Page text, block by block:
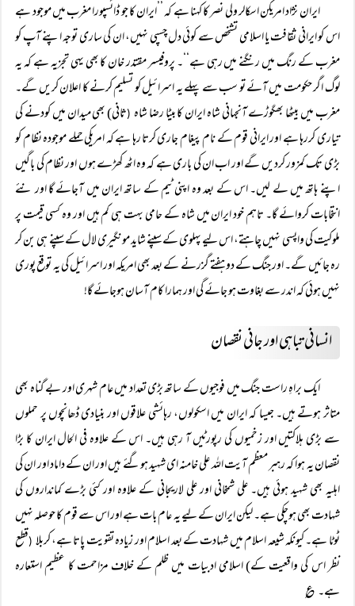
ایران نژاد امریکن اسکالر ولی نصر کا کہنا ہے کہ ’’ایران کا جو ڈائسپورا مغرب میں موجود ہے
اس کو ایرانی ثقافت یا اسلامی تشخص سے کوئی دل چسپی نہیں، ان کی ساری توجہ اپنے آپ کو
مغرب کے رنگ میں رنگنے میں رہی ہے‘‘۔ پروفیسر مقتدر خان کا بھی یہی تجزیہ ہے کہ یہ
لوگ اگر حکومت میں آئے تو سب سے پہلے یہ اسرائیل کو تسلیم کرنے کا اعلان کریں گے۔
مغرب میں بیٹھا بھگوڑے آنجہانی شاہ ایران کا بیٹا رضا شاہ (ثانی) بھی میدان میں کودنے کی
تیاری کررہا ہے اور ایرانی قوم کے نام پیغام جاری کرتا رہا ہے کہ امریکی حملے موجودہ نظام کو
بڑی تک کمزور کردیں گے اور اب ان کی باری ہے کہ وہ اٹھ کھڑے ہوں اور نظام کی باگیں
اپنے ہاتھ میں لے لیں۔ اس کے بعد وہ اپنی ٹیم کے ساتھ ایران میں آجائے گا اور نئے
انتخابات کروائے گا۔ تاہم خود ایران میں شاہ کے حامی بہت ہی کم ہیں اور وہ کسی قیمت پر
ملوکیت کی واپسی نہیں چاہتے، اس لیے پہلوی کے سپنے شاید مونگیری لال کے سپنے ہی بن کر
رہ جائیں گے۔ اور جنگ کے دو ہفتے گزرنے کے بعد بھی امریکہ اور اسرائیل کی یہ توقع پوری
نہیں ہوئی کہ اندر سے بغاوت ہو جائے گی اور ہمارا کام آسان ہوجائے گا!
انسانی تباہی اور جانی نقصان
ایک براہِ راست جنگ میں فوجیوں کے ساتھ بڑی تعداد میں عام شہری اور بے گناہ بھی
متاثر ہوتے ہیں۔ جیسا کہ ایران میں اسکولوں، رہائشی علاقوں اور بنیادی ڈھانچوں پر حملوں
سے بڑی ہلاکتیں اور زخمیوں کی رپورٹیں آ رہی ہیں۔ اس کے علاوہ فی الحال ایران کا بڑا
نقصان یہ ہوا کہ رہبر معظم آیت اللہ علی خامنہ ای شہید ہوگئے ہیں اور ان کے داماد اور ان کی
اہلیہ بھی شہید ہوئی ہیں۔ علی شمخانی اور علی لاریجانی کے علاوہ اور کئی بڑے کمانداروں کی
شہادت بھی ہوچکی ہے۔ لیکن ایران کے لیے یہ عام بات ہے اور اس سے قوم کا حوصلہ نہیں
ٹوٹا ہے۔ کیونکہ شیعہ اسلام میں شہادت کے بعد اسلام اور زیادہ تقویت پاتا ہے، کربلا (قطع
نظر اس کی واقعیت کے) اسلامی ادبیات میں ظلم کے خلاف مزاحمت کا عظیم استعارہ
ہے۔؏